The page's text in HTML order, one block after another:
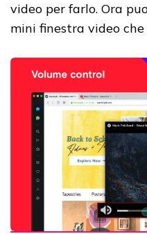
video per farlo. Ora
mini finestra video